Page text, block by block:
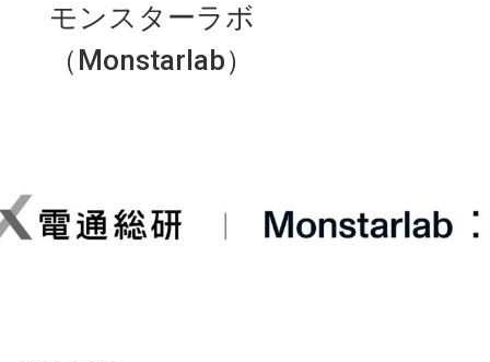
モンスターラボ
（Monstarlab）